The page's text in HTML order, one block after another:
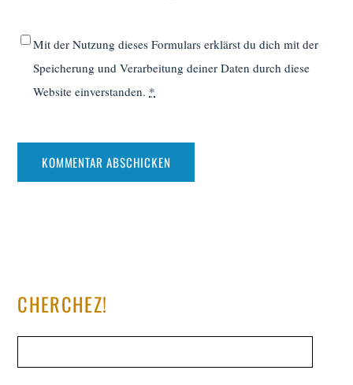
Mit der Nutzung dieses Formulars erklärst du dich mit der
Speicherung und Verarbeitung deiner Daten durch diese
Website einverstanden. *
CHERCHEZ!